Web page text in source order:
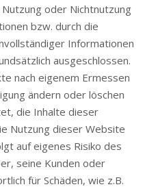
oder Nichtnutzung
bzw. durch die
Informationen
ausgeschlossen.
nach eigenem Ermessen
ändern oder löschen
die Inhalte dieser
Nutzung dieser Website
auf eigenes Risiko des
seine Kunden oder
für Schäden, wie z.B.